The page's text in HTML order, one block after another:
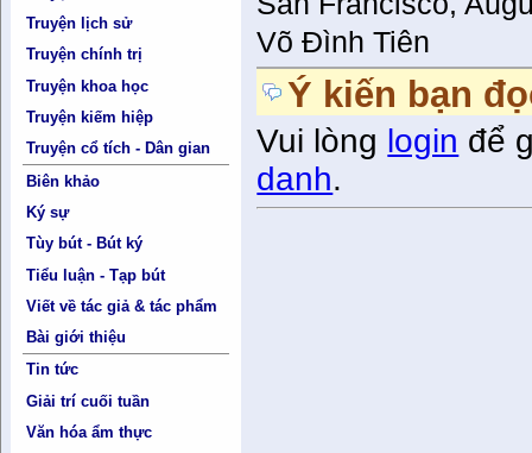
Truyện lịch sử
Truyện chính trị
Truyện khoa học
Truyện kiếm hiệp
Truyện cổ tích - Dân gian
Biên khảo
Ký sự
Tùy bút - Bút ký
Tiểu luận - Tạp bút
Viết về tác giả & tác phẩm
Bài giới thiệu
Tin tức
Giải trí cuối tuần
Văn hóa ẩm thực
Võ Đình Tiên
Ý kiến bạn
Vui lòng login để
danh.